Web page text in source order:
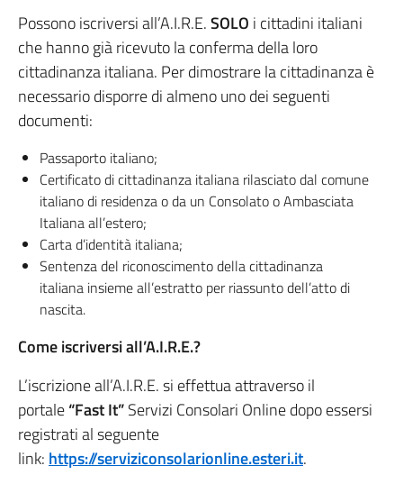
Possono iscriversi all’A.I.R.E.SOLO i cittadini italiani
che hanno già ricevuto la conferma della loro
cittadinanza italiana. Per dimostrare la cittadinanza è
necessario disporre di almeno uno dei seguenti
documenti:
Passaporto italiano;
Certificato di cittadinanza italiana rilasciato dal comune
italiano di residenza o da un Consolato o Ambasciata
Italiana all’estero;
Carta d’identità italiana;
Sentenza del riconoscimento della cittadinanza
italiana insieme all’estratto per riassunto dell’atto di
nascita.
Come iscriversi all’A.I.R.E.?
L’iscrizione all’A.I.R.E. si effettua attraverso il
portale“Fast It”Servizi Consolari Online dopo essersi
registrati al seguente
link: https://serviziconsolarionline.esteri.it.